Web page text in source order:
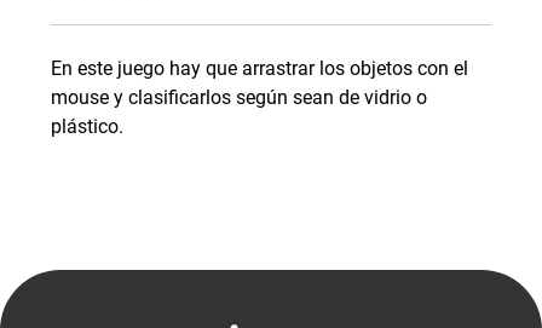
En este juego hay que arrastrar los objetos con el
mouse y clasificarlos según sean de vidrio o
plástico.